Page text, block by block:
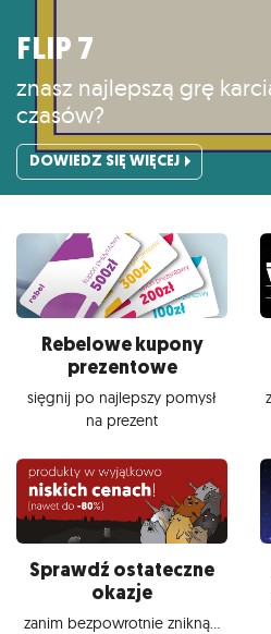
FLIP 7
znasz najlepszą grę
czasów?
DOWIEDZ SIĘ WIĘCEJ
Rebelowe kupony
prezentowe
sięgnij po najlepszy pomysł
na prezent
Sprawdź ostateczne
okazje
zanim bezpowrotnie znikną...